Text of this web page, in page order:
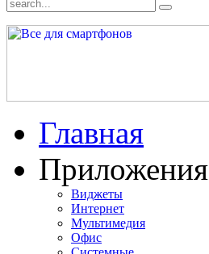
Главная
Приложения
Виджеты
Интернет
Мультимедия
Офис